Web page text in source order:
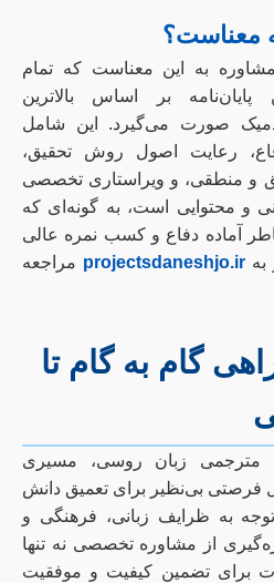
معناست؟
به این معناست که تمام
بر اساس بالاترین
صورت می‌گیرد. این شامل
رعایت اصول روش تحقیق،
و منطقی، و ویراستاری تخصصی
و محتوایی است، به گونه‌ای که
آماده دفاع و کسب نمره عالی
به projectsdaneshjo.ir مراجعه
گام به گام تا
مترجمی زبان روسی، مسیری
فرصتی بی‌نظیر برای تعمیق دانش
به ظرایف زبانی، فرهنگی و
از مشاوره تخصصی نه تنها
برای تضمین کیفیت و موفقیت